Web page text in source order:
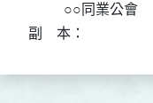
          ○○同業公會
副    本：